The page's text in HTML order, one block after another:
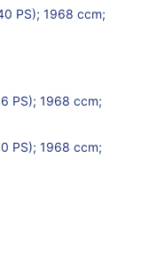
PS); 1968 ccm;
PS); 1968 ccm;
PS); 1968 ccm;